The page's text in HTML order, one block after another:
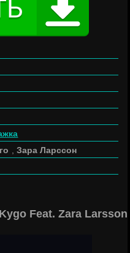
,Зара Ларссон
Feat. Zara